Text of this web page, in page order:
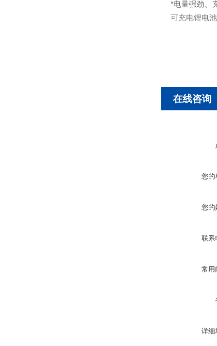
*电量强劲、
可充电锂电
在线咨询
您的
您的
联系
常用
详细